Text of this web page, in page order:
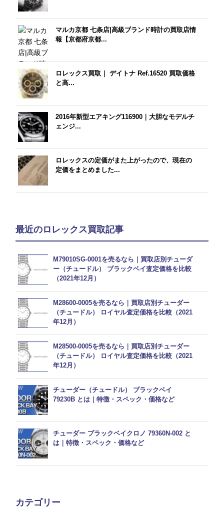
マルカ京都 七条店|高級ブランド時計の買取店情
報【京都府京都...
ロレックス買取｜ デイトナ Ref.16520 買取価格
と高...
2016年新型エアキング116900｜大胆なモデルチ
ェンジ...
ロレックスの定価がまた上がったので、現在の
定価をまとめました...
最近のロレックス買取記事
M79010SG-0001を売るなら｜買取店別チューダ
ー（チュードル） ブラックベイ査定価格を比較
（2021年12月）
M28600-0005を売るなら｜買取店別チューダー
（チュードル） ロイヤル査定価格を比較（2021
年12月）
M28500-0005を売るなら｜買取店別チューダー
（チュードル） ロイヤル査定価格を比較（2021
年12月）
チューダー（チュードル） ブラックベイ
79230B とは｜特徴・スペック・価格など
チューダー ブラックベイクロノ 79360N-002 と
は｜特徴・スペック・価格など
カテゴリー